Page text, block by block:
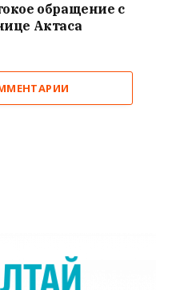
обращение с
Актаса